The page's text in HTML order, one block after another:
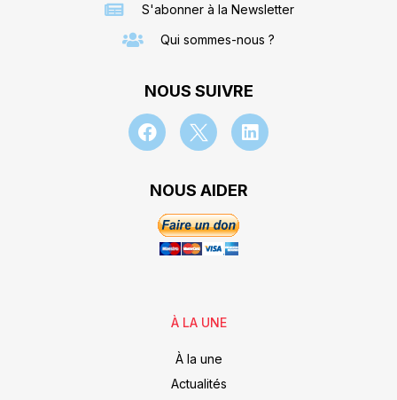
S'abonner à la Newsletter
Qui sommes-nous ?
NOUS SUIVRE
NOUS AIDER
À LA UNE
À la une
Actualités